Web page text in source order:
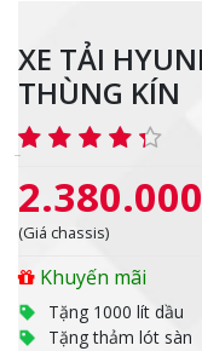
XE TẢI
THÙNG KÍN
(Giá chassis)
Khuyến mãi
Tặng 1000 lít dầu
Tặng thảm lót sàn